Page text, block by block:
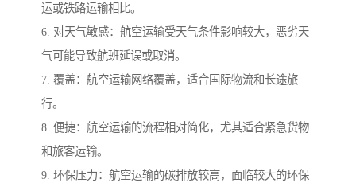
运或铁路运输相比。
6. 对天气敏感：航空运输受天气条件影响较大，恶劣天
气可能导致航班延误或取消。
7. 覆盖：航空运输网络覆盖，适合国际物流和长途旅
行。
8. 便捷：航空运输的流程相对简化，尤其适合紧急货物
和旅客运输。
9. 环保压力：航空运输的碳排放较高，面临较大的环保